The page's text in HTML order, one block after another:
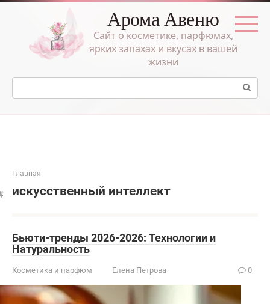
Перейти
Арома Авеню
Сайт о косметике, парфюмах,
ярких запахах и вкусах в вашей
жизни
Поиск:
Главная
искусственный интеллект
Бьюти-тренды 2026-2026: Технологии и
Натуральность
Косметика и парфюм Елена Петрова 0